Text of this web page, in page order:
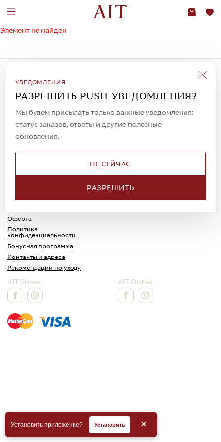
Элемент не найден
УВЕДОМЛЕНИЯ
РАЗРЕШИТЬ PUSH-УВЕДОМЛЕНИЯ?
Мы будем присылать только важные уведомления:
статус заказов, ответы и другие полезные
обновления.
НЕ СЕЙЧАС
РАЗРЕШИТЬ
Всегда будьте в курсе новых акций и
спецпредложений!
О нас
Оферта
Политика
конфиденциальности
Примерка
Обмен и возврат
Бонусная программа
Контакты и адреса
Рекомендации по уходу
AIT Shoes AIT Outlet
Установить приложение? Установить ✕